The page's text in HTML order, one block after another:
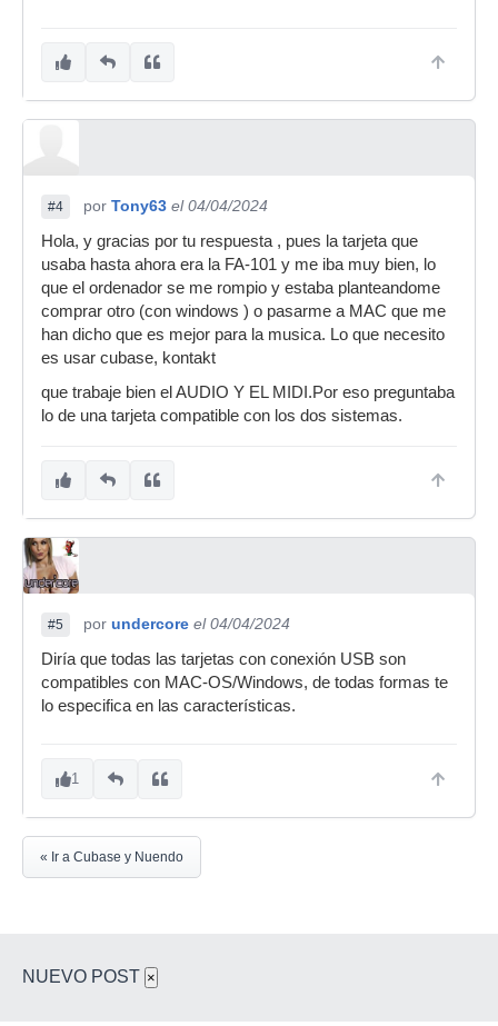
#4 por Tony63 el 04/04/2024
Hola, y gracias por tu respuesta , pues la tarjeta que
usaba hasta ahora era la FA-101 y me iba muy bien, lo
que el ordenador se me rompio y estaba planteandome
comprar otro (con windows ) o pasarme a MAC que me
han dicho que es mejor para la musica. Lo que necesito
es usar cubase, kontakt
que trabaje bien el AUDIO Y EL MIDI.Por eso preguntaba
lo de una tarjeta compatible con los dos sistemas.
#5 por undercore el 04/04/2024
Diría que todas las tarjetas con conexión USB son
compatibles con MAC-OS/Windows, de todas formas te
lo especifica en las características.
1
« Ir a Cubase y Nuendo
NUEVO POST ×